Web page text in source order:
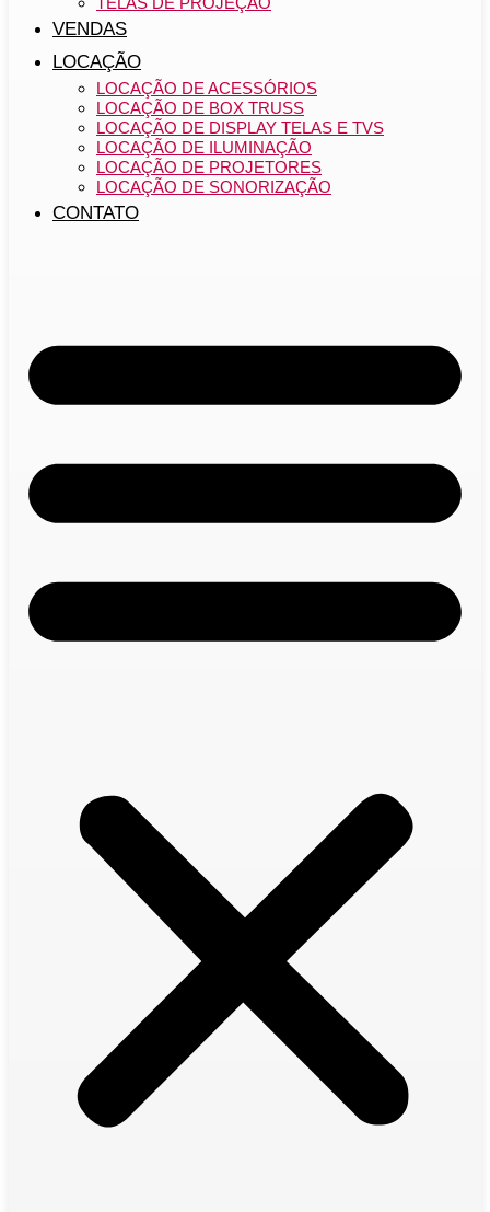
VENDAS
LOCAÇÃO
LOCAÇÃO DE ACESSÓRIOS
LOCAÇÃO DE BOX TRUSS
LOCAÇÃO DE DISPLAY TELAS E TVS
LOCAÇÃO DE ILUMINAÇÃO
LOCAÇÃO DE PROJETORES
LOCAÇÃO DE SONORIZAÇÃO
CONTATO